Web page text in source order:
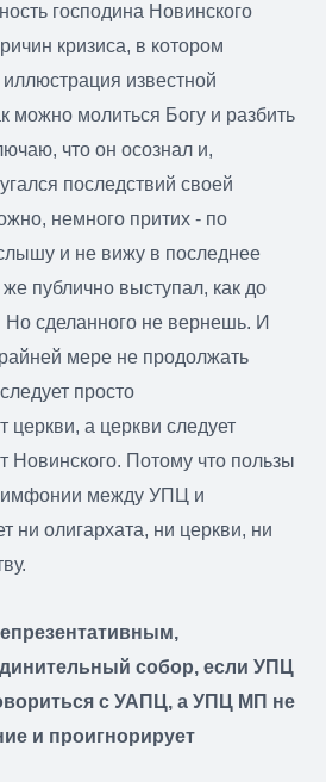
господина Новинского
кризиса, в котором
известной
можно молиться Богу и разбить
что он осознал и,
последствий своей
немного притих - по
и не вижу в последнее
публично выступал, как до
Но сделанного не вернешь. И
мере не продолжать
просто
церкви, а церкви следует
Новинского. Потому что пользы
между УПЦ и
ни олигархата, ни церкви, ни
собор, если УПЦ
с УАПЦ, а УПЦ МП не
и проигнорирует